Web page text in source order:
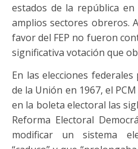
estados de la república
amplios sectores obreros.
favor del FEP no fueron
significativa votación que
En las elecciones
de la Unión en 1967, el
en la boleta electoral las
Reforma Electoral
modificar un sistema